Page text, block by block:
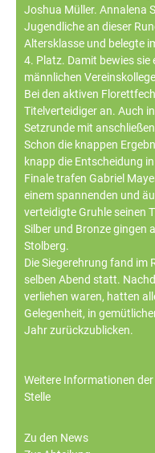
Joshua Müller. Annalena
Jugendliche an dieser
Altersklasse und belegte
4. Platz. Damit bewies sie
männlichen
Bei den aktiven
Titelverteidiger an. Auch
Setzrunde mit
Schon die knappen
knapp die Entscheidung
Finale trafen Gabriel
einem spannenden und
verteidigte Gruhle seinen
Silber und Bronze gingen
Stolberg.
Die Siegerehrung fand im
selben Abend statt.
verliehen waren, hatten
Gelegenheit, in
Jahr zurückzublicken.
Weitere Informationen
Stelle
Zu den News